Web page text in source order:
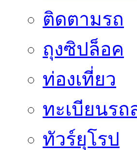
ติดตามรถ
ถุงซิปล็อค
ท่องเที่ยว
ทะเบียนรถ
ทัวร์ยุโรป